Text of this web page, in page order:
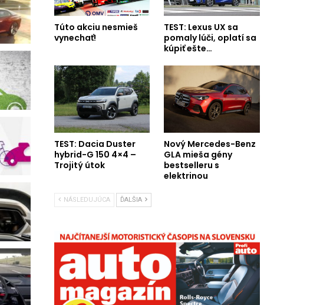
Túto akciu nesmieš
vynechať!
TEST: Lexus UX sa
pomaly lúči, oplatí sa
kúpiť ešte…
TEST: Dacia Duster
hybrid-G 150 4×4 –
Trojitý útok
Nový Mercedes-Benz
GLA mieša gény
bestselleru s
elektrinou
NÁSLEDUJÚCA ĎALŠIA